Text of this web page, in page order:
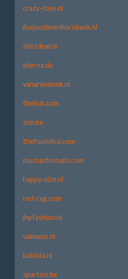
crazy-toys.nl
ilsejacobsenhornbaek.nl
shirtdeal.nl
eterna.de
vanarendonk.nl
thehut.com
zeb.be
thefounded.com
muchachomalo.com
happy-size.nl
red-rag.com
jhpfashion.nl
valmano.nl
babista.nl
spartoo.be